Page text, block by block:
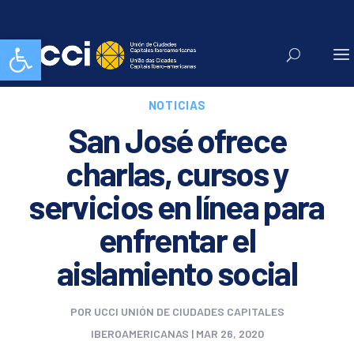
Abrir barra de herramientas
NOTICIAS
San José ofrece
charlas, cursos y
servicios en línea para
enfrentar el
aislamiento social
POR UCCI UNIÓN DE CIUDADES CAPITALES
IBEROAMERICANAS | MAR 26, 2020